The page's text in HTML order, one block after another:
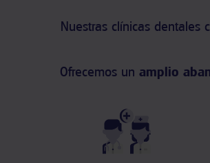
Nuestras clínicas dentales
Ofrecemos un amplio